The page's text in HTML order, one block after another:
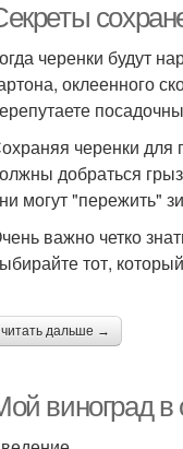
черенки будут
оклеенного
черенки для
добраться
могут "пережить"
важно четко
тот,
читать дальше →
виноград в